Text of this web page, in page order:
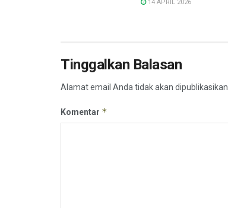
14 APRIL 2026
Tinggalkan Balasan
Alamat email Anda tidak akan dipublikasikan.
Komentar *